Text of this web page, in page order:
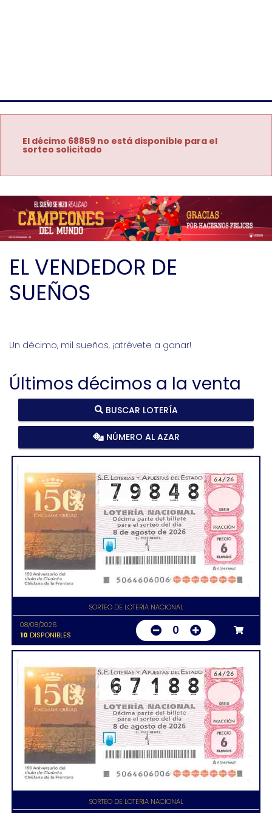
El décimo 68859 no está disponible para el
sorteo solicitado
EL VENDEDOR DE
SUEÑOS
Un décimo, mil sueños, ¡atrévete a ganar!
Últimos décimos a la venta
BUSCAR LOTERÍA
NÚMERO AL AZAR
SORTEO DE LOTERIA NACIONAL
08/08/2026
10 DISPONIBLES 0
SORTEO DE LOTERIA NACIONAL